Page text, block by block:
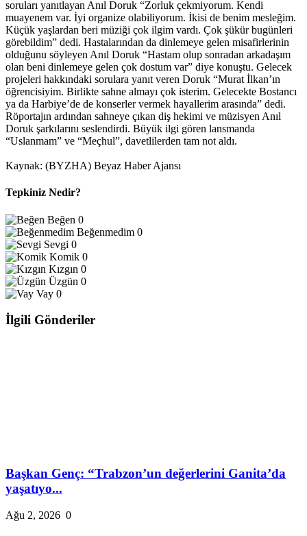
soruları yanıtlayan Anıl Doruk “Zorluk çekmiyorum. Kendi
muayenem var. İyi organize olabiliyorum. İkisi de benim mesleğim.
Küçük yaşlardan beri müziği çok ilgim vardı. Çok şükür bugünleri
görebildim” dedi. Hastalarından da dinlemeye gelen misafirlerinin
olduğunu söyleyen Anıl Doruk “Hastam olup sonradan arkadaşım
olan beni dinlemeye gelen çok dostum var” diye konuştu. Gelecek
projeleri hakkındaki sorulara yanıt veren Doruk “Murat İlkan’ın
öğrencisiyim. Birlikte sahne almayı çok isterim. Gelecekte Bostancı
ya da Harbiye’de de konserler vermek hayallerim arasında” dedi.
Röportajın ardından sahneye çıkan diş hekimi ve müzisyen Anıl
Doruk şarkılarını seslendirdi. Büyük ilgi gören lansmanda
“Uslanmam” ve “Meçhul”, davetlilerden tam not aldı.
Kaynak: (BYZHA) Beyaz Haber Ajansı
Tepkiniz Nedir?
Beğen 0
Beğenmedim 0
Sevgi 0
Komik 0
Kızgın 0
Üzgün 0
Vay 0
İlgili Gönderiler
Başkan Genç: “Trabzon’un değerlerini Ganita’da
yaşatıyo...
Ağu 2, 2026 0